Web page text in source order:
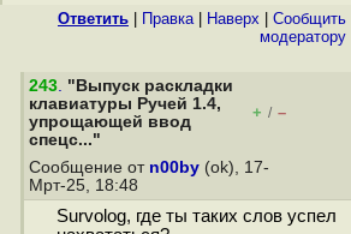
Ответить Правка| Наверх
Cообщить
модератору
243. "Выпуск раскладки
клавиатуры Ручей 1.4,
упрощающей ввод
спецс..."
+ / –
Сообщение от n00by (ok), 17-
Мрт-25, 18:48
Survolog, где ты таких слов успел